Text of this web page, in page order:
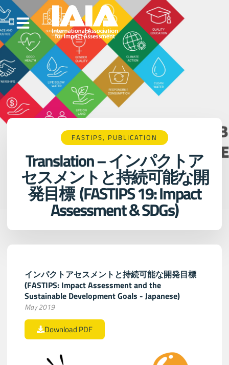
FASTIPS, PUBLICATION
Translation – インパクトア
セスメントと持続可能な開
発目標 (FASTIPS 19: Impact
Assessment & SDGs)
インパクトアセスメントと持続可能な開発目標
(FASTIPS: Impact Assessment and the
Sustainable Development Goals - Japanese)
May 2019
Download PDF